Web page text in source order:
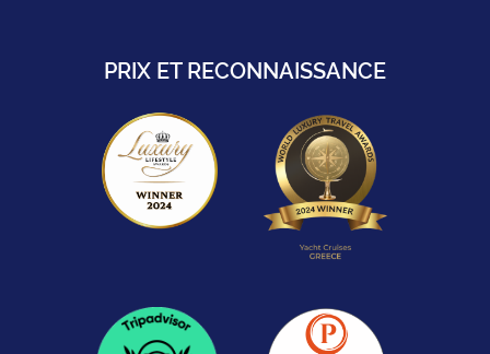
PRIX ET RECONNAISSANCE